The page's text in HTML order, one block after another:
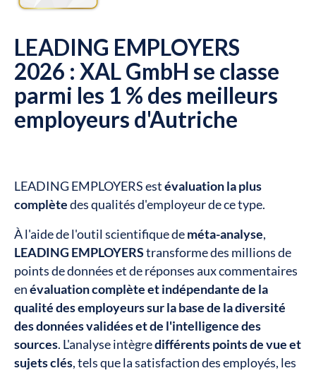
LEADING EMPLOYERS
2026 : XAL GmbH se classe
parmi les 1 % des meilleurs
employeurs d'Autriche
LEADING EMPLOYERS estévaluation la plus
complètedes qualités d'employeur de ce type.
À l'aide de l'outil scientifique deméta-analyse,
LEADING EMPLOYERStransforme des millions de
points de données et de réponses aux commentaires
enévaluation complète et indépendante de la
qualité des employeurs sur la base de la diversité
des données validées et de l'intelligence des
sources. L'analyse intègredifférents points de vue et
sujets clés, tels que la satisfaction des employés, les